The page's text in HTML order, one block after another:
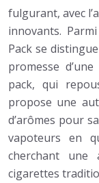
fulgurant, avec
innovants.
Pack se
promesse
pack, qui
propose une
d’arômes pour
vapoteurs en
cherchant une
cigarettes